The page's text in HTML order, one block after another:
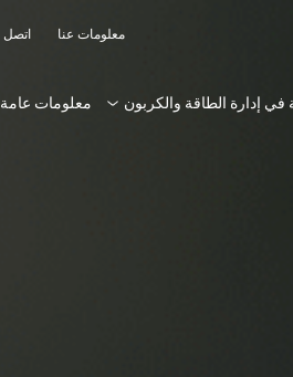
معلومات عنا اتصل
في إدارة الطاقة والكربون معلومات عامة